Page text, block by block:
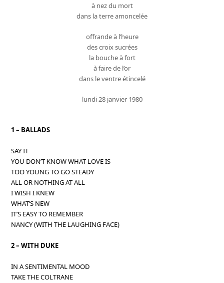
à nez du mort
dans la terre amoncelée
offrande à l’heure
des croix sucrées
la bouche à fort
à faire de l’or
dans le ventre étincelé
lundi 28 janvier 1980
1 – BALLADS
SAY IT
YOU DON’T KNOW WHAT LOVE IS
TOO YOUNG TO GO STEADY
ALL OR NOTHING AT ALL
I WISH I KNEW
WHAT’S NEW
IT’S EASY TO REMEMBER
NANCY (WITH THE LAUGHING FACE)
2 – WITH DUKE
IN A SENTIMENTAL MOOD
TAKE THE COLTRANE